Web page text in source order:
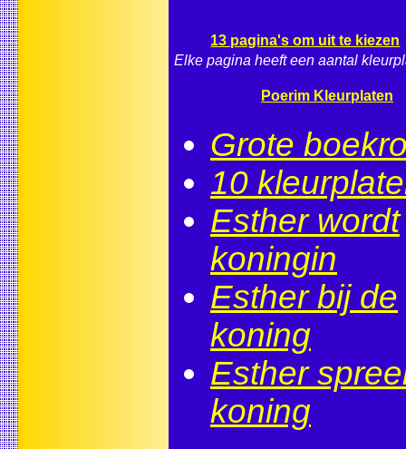
13 pagina's om uit te kiezen
Elke pagina heeft een aantal
Poerim Kleurplaten
Grote
10
Esther wordt
koningin
Esther bij de
koning
Esther
koning